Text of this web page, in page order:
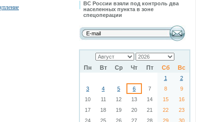
ВС России взяли под контроль два
населенных пункта в зоне
спецоперации
Пн Вт Ср Чт Пт Сб Вс
1
2
3
4 5 6 7 8
9
10
11 12 13 14 15
16
17
18 19 20 21 22
23
24
25 26 27 28 29 30